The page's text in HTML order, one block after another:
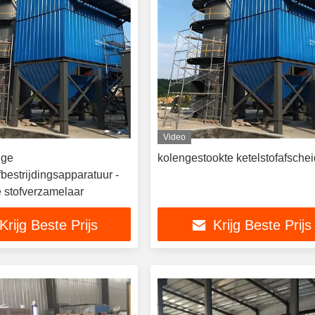
-
stofverzamelaar
Krijg Beste Prijs
Video
kolengestookte
Krijg Beste Prijs